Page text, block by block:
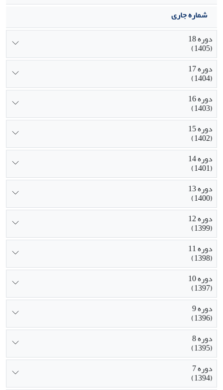
شماره جاری
دوره 18
(1405)
دوره 17
(1404)
دوره 16
(1403)
دوره 15
(1402)
دوره 14
(1401)
دوره 13
(1400)
دوره 12
(1399)
دوره 11
(1398)
دوره 10
(1397)
دوره 9
(1396)
دوره 8
(1395)
دوره 7
(1394)